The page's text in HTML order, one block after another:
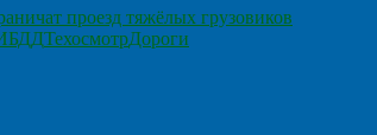
проезд тяжёлых грузовиков
ТехосмотрДороги